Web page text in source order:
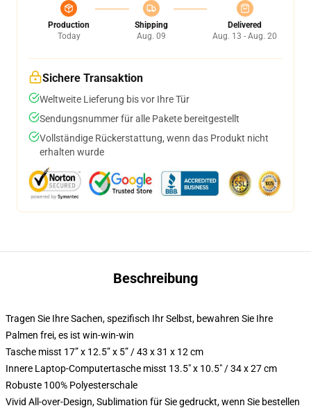
Production
Today
Shipping
Aug. 09
Delivered
Aug. 13 - Aug. 20
Sichere Transaktion
Weltweite Lieferung bis vor Ihre Tür
Sendungsnummer für alle Pakete bereitgestellt
Vollständige Rückerstattung, wenn das Produkt nicht
erhalten wurde
Beschreibung
Tragen Sie Ihre Sachen, spezifisch Ihr Selbst, bewahren Sie Ihre
Palmen frei, es ist win-win-win
Tasche misst 17” x 12.5” x 5” / 43 x 31 x 12 cm
Innere Laptop-Computertasche misst 13.5" x 10.5" / 34 x 27 cm
Robuste 100% Polyesterschale
Vivid All-over-Design, Sublimation für Sie gedruckt, wenn Sie bestellen